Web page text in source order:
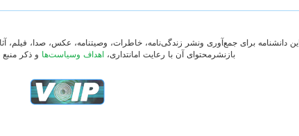
این دانشنامه برای جمع‌آوری ونشر زندگی‌نامه، خاطرات، وصیتنامه، عکس، صدا، فیلم،
بازنشرمحتوای آن با رعایت امانتداری، اهداف وسیاست‌ها و ذکر منبع